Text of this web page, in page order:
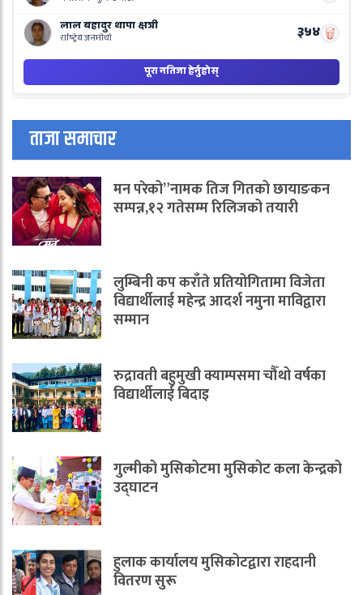
ताजा समाचार
मन परेको”नामक तिज गितको छायाङकन
सम्पन्न,१२ गतेसम्म रिलिजको तयारी
लुम्बिनी कप कराँते प्रतियोगितामा विजेता
विद्यार्थीलाई महेन्द्र आदर्श नमुना माविद्वारा
सम्मान
रुद्रावती बहुमुखी क्याम्पसमा चौँथो वर्षका
विद्यार्थीलाई बिदाइ
गुल्मीको मुसिकोटमा मुसिकोट कला केन्द्रको
उद्घाटन
हुलाक कार्यालय मुसिकोटद्वारा राहदानी
वितरण सुरू